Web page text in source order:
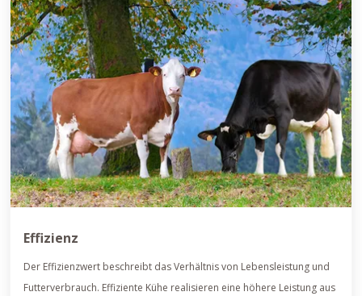
Effizienz
Der Effizienzwert beschreibt das Verhältnis von Lebensleistung und
Futterverbrauch. Effiziente Kühe realisieren eine höhere Leistung aus